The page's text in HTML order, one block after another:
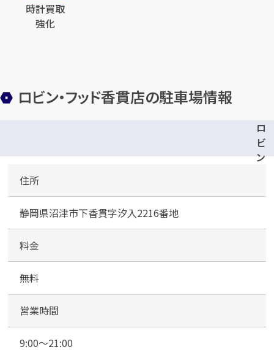
時計買取
強化
ロビン・フッド香貫店の駐車場情報
ロ
ビ
ン
ッ
香
店
住所
静岡県沼津市下香貫字汐入2216番地
料金
無料
営業時間
9:00～21:00